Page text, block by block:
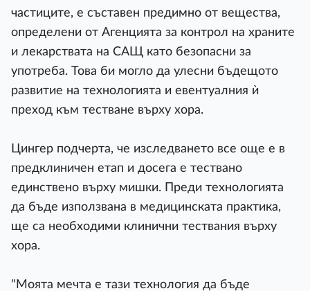
частиците, е съставен предимно от вещества,
определени от Агенцията за контрол на храните
и лекарствата на САЩ като безопасни за
употреба. Това би могло да улесни бъдещото
развитие на технологията и евентуалния ѝ
преход към тестване върху хора.
Цингер подчерта, че изследването все още е в
предклиничен етап и досега е тествано
единствено върху мишки. Преди технологията
да бъде използвана в медицинската практика,
ще са необходими клинични тествания върху
хора.
"Моята мечта е тази технология да бъде